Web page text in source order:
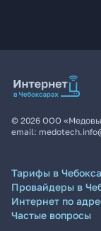
© 2026 ООО
email:
Тарифы в
Провайдеры в
Интернет по
Частые вопросы